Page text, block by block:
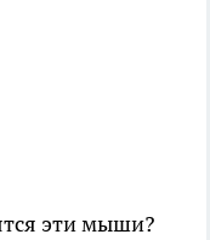
эти мыши?